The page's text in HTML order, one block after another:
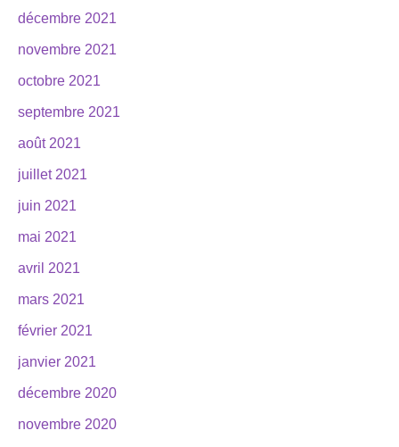
décembre 2021
novembre 2021
octobre 2021
septembre 2021
août 2021
juillet 2021
juin 2021
mai 2021
avril 2021
mars 2021
février 2021
janvier 2021
décembre 2020
novembre 2020